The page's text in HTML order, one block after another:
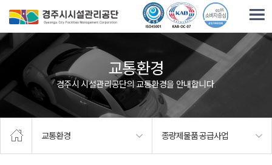
교통환경
경주시 시설관리공단의 교통환경을 안내합니다.
교통환경 종량제물품 공급사업